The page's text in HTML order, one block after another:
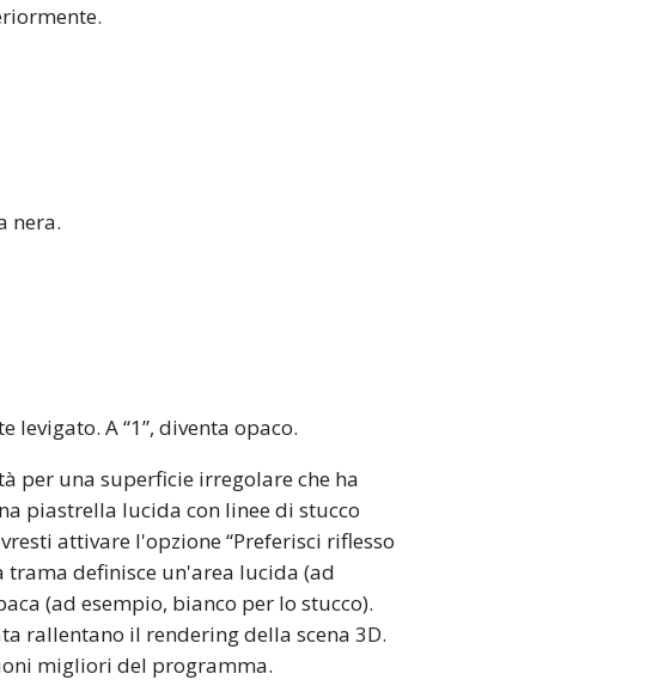
nera.
A “1”, diventa opaco.
per una superficie irregolare che ha
piastrella lucida con linee di stucco
attivare l'opzione “Preferisci riflesso
trama definisce un'area lucida (ad
(ad esempio, bianco per lo stucco).
rallentano il rendering della scena 3D.
migliori del programma.